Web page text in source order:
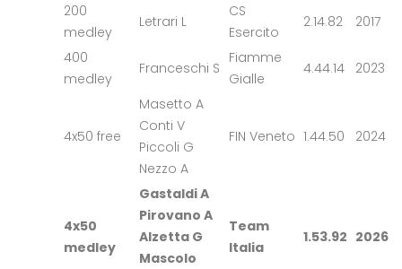
200
medley
Letrari L
CS
Esercito
2.14.82
2017
400
medley
Franceschi S
Fiamme
Gialle
4.44.14 2023
4x50 free
Masetto A
Conti V
Piccoli G
Nezzo A
FIN Veneto 1.44.50 2024
4x50
medley
Gastaldi A
Pirovano A
Alzetta G
Mascolo
Team
Italia
1.53.92 2026